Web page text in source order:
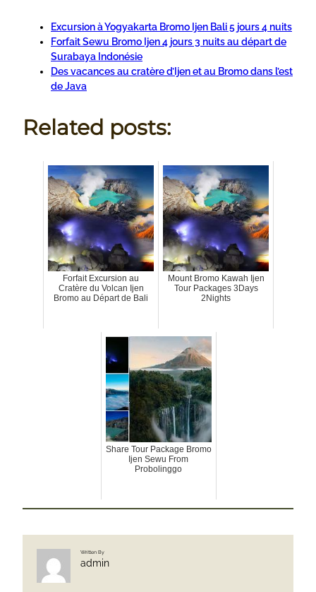
Excursion à Yogyakarta Bromo Ijen Bali 5 jours 4 nuits
Forfait Sewu Bromo Ijen 4 jours 3 nuits au départ de
Surabaya Indonésie
Des vacances au cratère d’Ijen et au Bromo dans l’est
de Java
Related posts:
Forfait Excursion au
Cratère du Volcan Ijen
Bromo au Départ de Bali
Mount Bromo Kawah Ijen
Tour Packages 3Days
2Nights
Share Tour Package Bromo
Ijen Sewu From
Probolinggo
Written By
admin